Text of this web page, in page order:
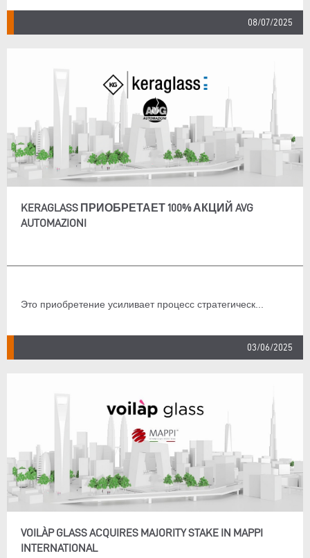
08/07/2025
KERAGLASS ПРИОБРЕТАЕТ 100% АКЦИЙ AVG
AUTOMAZIONI
Это приобретение усиливает процесс стратегическ...
03/06/2025
VOILÀP GLASS ACQUIRES MAJORITY STAKE IN MAPPI
INTERNATIONAL